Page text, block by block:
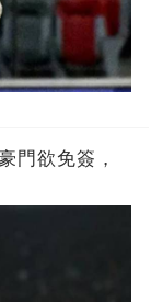
門欲免簽，